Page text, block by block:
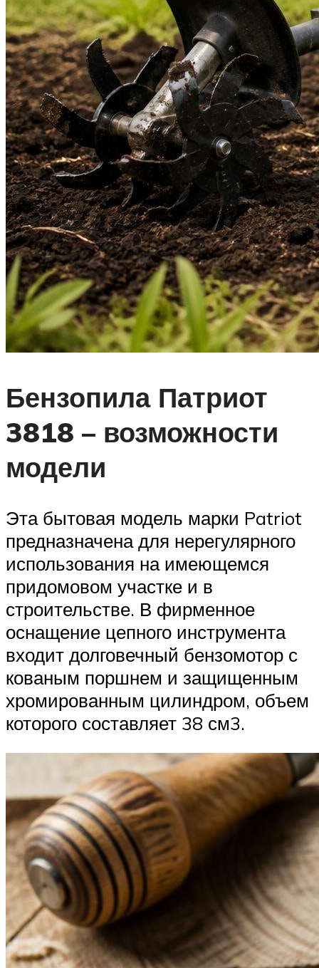
Бензопила Патриот
3818 – возможности
модели
Эта бытовая модель марки Patriot
предназначена для нерегулярного
использования на имеющемся
придомовом участке и в
строительстве. В фирменное
оснащение цепного инструмента
входит долговечный бензомотор с
кованым поршнем и защищенным
хромированным цилиндром, объем
которого составляет 38 см3.